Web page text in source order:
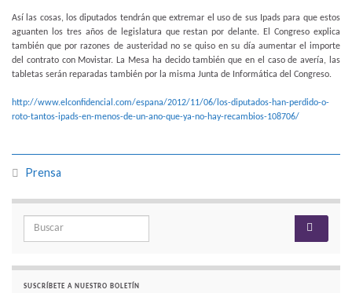
Así las cosas, los diputados tendrán que extremar el uso de sus Ipads para que estos
aguanten los tres años de legislatura que restan por delante. El Congreso explica
también que por razones de austeridad no se quiso en su día aumentar el importe
del contrato con Movistar. La Mesa ha decido también que en el caso de avería, las
tabletas serán reparadas también por la misma Junta de Informática del Congreso.
http://www.elconfidencial.com/espana/2012/11/06/los-diputados-han-perdido-o-
roto-tantos-ipads-en-menos-de-un-ano-que-ya-no-hay-recambios-108706/
Prensa
Search for:
SUSCRÍBETE A NUESTRO BOLETÍN